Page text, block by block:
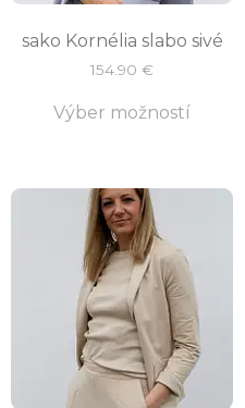
sako Kornélia slabo sivé
154.90 €
Výber možností